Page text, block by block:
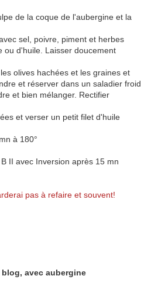
de la coque de l'aubergine et la
sel, poivre, piment et herbes
ou d'huile. Laisser doucement
olives hachées et les graines et
et réserver dans un saladier froid
et bien mélanger. Rectifier
et verser un petit filet d'huile
à 180°
II avec Inversion après 15 mn
pas à refaire et souvent!
avec aubergine